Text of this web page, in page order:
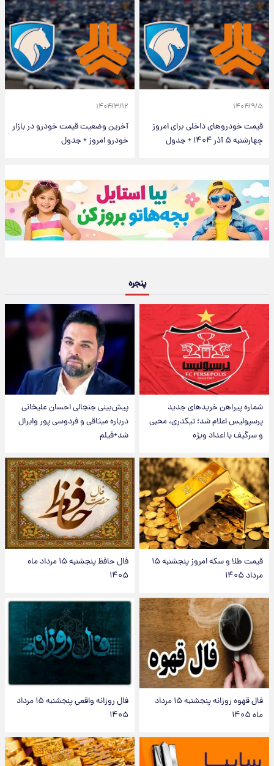
۱۴۰۴/۹/۵
قیمت خودروهای داخلی برای امروز
چهارشنبه ۵ آذر ۱۴۰۴ + جدول
۱۴۰۴/۳/۱۲
آخرین وضعیت قیمت خودرو در بازار
خودرو امروز + جدول
پنجره
شماره پیراهن خریدهای جدید
پرسپولیس اعلام شد؛ تیکدری، محبی
و سرگیف با اعداد ویژه
پیش‌بینی جنجالی احسان علیخانی
درباره میثاقی و فردوسی پور وایرال
شد+فیلم
قیمت طلا و سکه امروز پنجشنبه ۱۵
مرداد ۱۴۰۵
فال حافظ پنجشنبه ۱۵ مرداد ماه
۱۴۰۵
فال قهوه روزانه پنجشنبه ۱۵ مرداد
ماه ۱۴۰۵
فال روزانه واقعی پنجشنبه ۱۵ مرداد
۱۴۰۵